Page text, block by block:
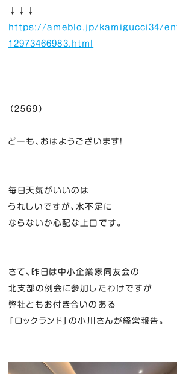
↓↓↓
https://ameblo.jp/kamigucci34/
12973466983.html
（２５６９）
どーも、おはようございます！
毎日天気がいいのは
うれしいですが、水不足に
ならないか心配な上口です。
さて、昨日は中小企業家同友会の
北支部の例会に参加したわけですが
弊社ともお付き合いのある
「ロックランド」の小川さんが経営報告。